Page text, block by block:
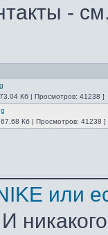
-
Кб | Просмотров: 41238 ]
Кб | Просмотров: 41238 ]
или